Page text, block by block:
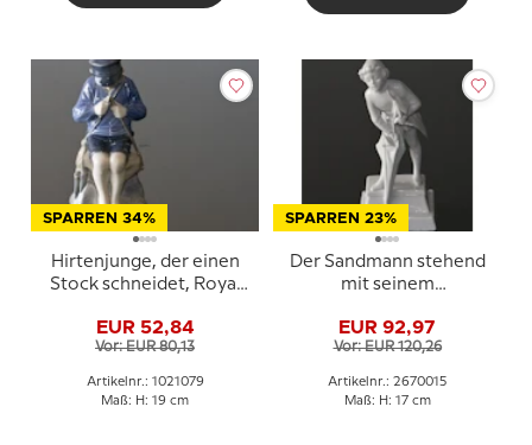
SPARREN 34%
Hirtenjunge, der einen
Stock schneidet, Royal
905 oder 079
EUR 52,84
Vor: EUR 80,13
Artikelnr.: 1021079
Maß: H: 19 cm
SPARREN 23%
Der Sandmann stehend
mit seinem
Copenhagen Figur Nr.
015
EUR 92,97
Vor: EUR 120,26
Artikelnr.: 2670015
Maß: H: 17 cm